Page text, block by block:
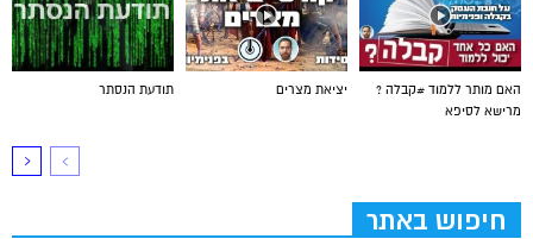
תודעת הנסתר יציאת מצרים
האם מותר ללמוד #קבלה ?
מרישא לסיפא
חיפוש באתר